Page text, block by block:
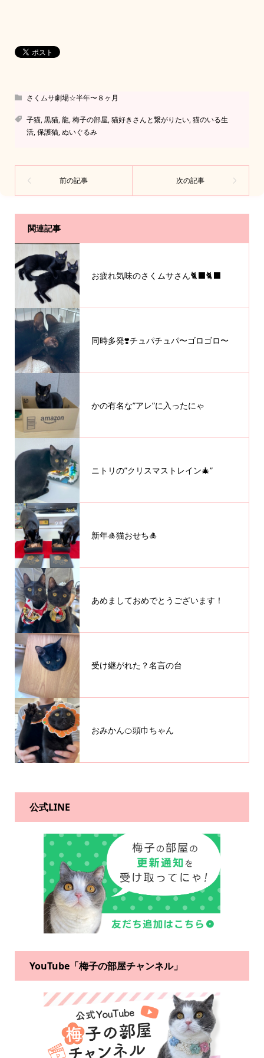
さくムサ劇場☆半年〜８ヶ月
子猫,黒猫,龍,梅子の部屋,猫好きさんと繋がりたい,猫のいる生
活,保護猫,ぬいぐるみ
関連記事
お疲れ気味のさくムサさん🐈‍⬛🐈‍⬛
同時多発❣️チュパチュパ〜ゴロゴロ〜
かの有名な”アレ”に入ったにゃ
ニトリの”クリスマストレイン🎄”
新年🎍猫おせち🎍
あめましておめでとうございます！
受け継がれた？名言の台
おみかん🍊頭巾ちゃん
公式LINE
YouTube「梅子の部屋チャンネル」